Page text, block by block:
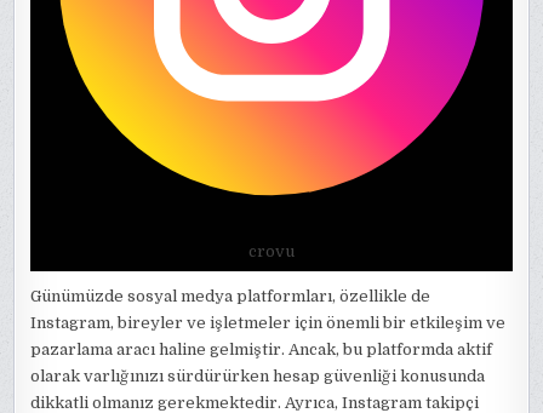
crovu
Günümüzde sosyal medya platformları, özellikle de
Instagram, bireyler ve işletmeler için önemli bir etkileşim ve
pazarlama aracı haline gelmiştir. Ancak, bu platformda aktif
olarak varlığınızı sürdürürken hesap güvenliği konusunda
dikkatli olmanız gerekmektedir. Ayrıca, Instagram takipçi